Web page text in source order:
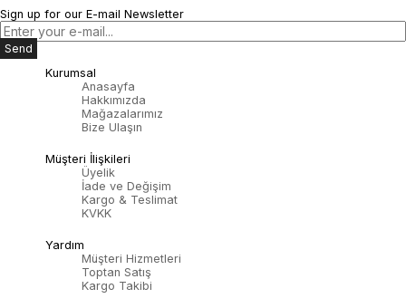
Sign up for our E-mail Newsletter
Send
Kurumsal
Anasayfa
Hakkımızda
Mağazalarımız
Bize Ulaşın
Müşteri İlişkileri
Üyelik
İade ve Değişim
Kargo & Teslimat
KVKK
Yardım
Müşteri Hizmetleri
Toptan Satış
Kargo Takibi